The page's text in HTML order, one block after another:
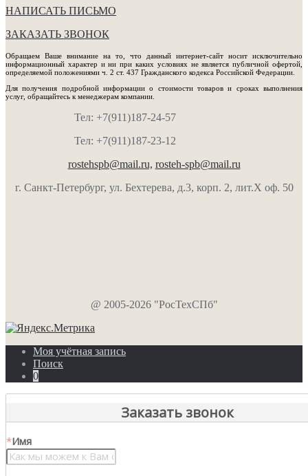
НАПИСАТЬ ПИСЬМО
ЗАКАЗАТЬ ЗВОНОК
Обращаем Ваше внимание на то, что данный интернет-сайт носит исключительно
информационный характер и ни при каких условиях не является публичной офертой,
определяемой положениями ч. 2 ст. 437 Гражданского кодекса Российской Федерации.
Для получения подробной информации о стоимости товаров и сроках выполнения
услуг, обращайтесь к менеджерам компании.
Тел: +7(911)187-24-57
Тел: +7(911)187-23-12
rostehspb@mail.ru, rosteh-spb@mail.ru
г. Санкт-Петербург, ул. Бехтерева, д.3, корп. 2, лит.Х оф. 50
@ 2005-2026 "РосТехСПб"
Моя учётная запись
Поиск
0
Заказать звонок
*Имя